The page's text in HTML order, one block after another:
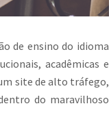
de ensino do idioma
acadêmicas e
site de alto tráfego,
do maravilhoso